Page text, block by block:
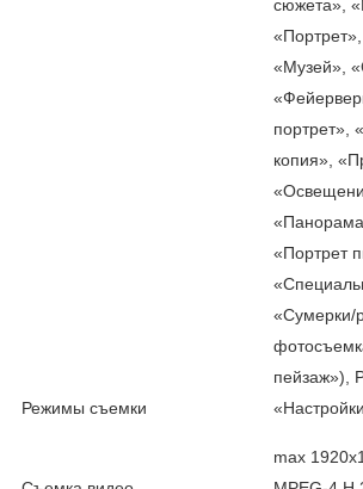
Режимы съемки
сюжета»,
«Музей»,
портрет»,
копия»,
«Портрет
«Сумерки/
пейзаж»),
max